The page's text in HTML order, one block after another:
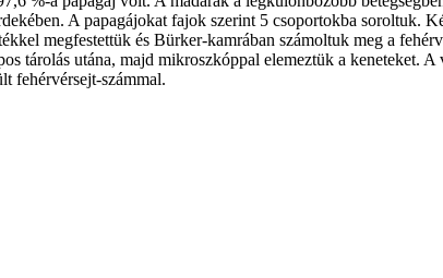
A papagájokat fajok szerint 5 csoportokba soroltuk.
megfestettük és Bürker-kamrában számoltuk meg a
tárolás utána, majd mikroszkóppal elemeztük a keneteket.
fehérvérsejt-számmal.